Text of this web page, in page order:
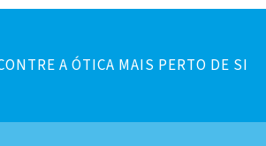
A ÓTICA MAIS PERTO DE SI